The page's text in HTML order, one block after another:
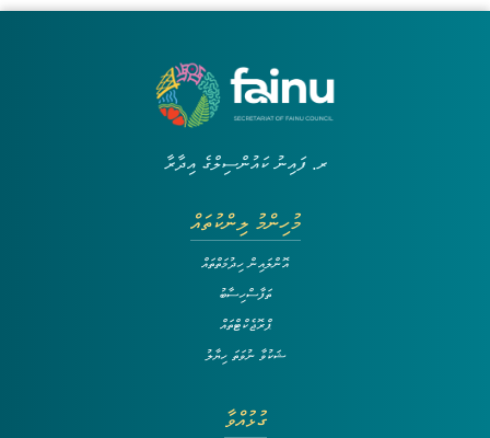
ރ. ފައިނު ކައުންސިލްގެ އިދާރާ
މުހިންމު ލިންކުތައް
އޮންލައިން ހިދުމަތްތައް
ތަފާސްހިސާބު
ޕްރޮޖެކްޓްތައް
ޝަކުވާ ނުވަތަ ހިޔާލު
ގުޅުއްވާ